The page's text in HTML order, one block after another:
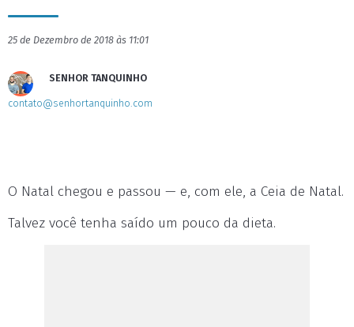
25 de Dezembro de 2018 às 11:01
SENHOR TANQUINHO
contato@senhortanquinho.com
O Natal chegou e passou — e, com ele, a Ceia de Natal.
Talvez você tenha saído um pouco da dieta.